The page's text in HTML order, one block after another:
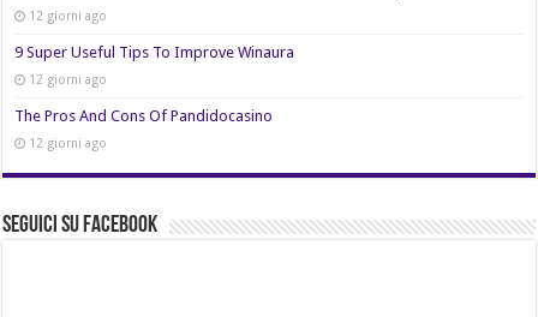
12 giorni ago
9 Super Useful Tips To Improve Winaura
12 giorni ago
The Pros And Cons Of Pandidocasino
12 giorni ago
Seguici su Facebook